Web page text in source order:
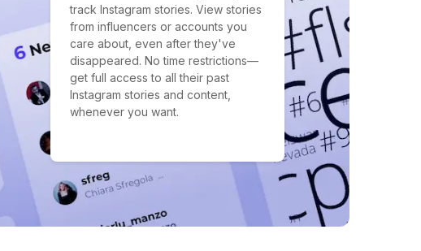
track Instagram stories. View stories
from influencers or accounts you
care about, even after they've
disappeared. No time restrictions—
get full access to all their past
Instagram stories and content,
whenever you want.